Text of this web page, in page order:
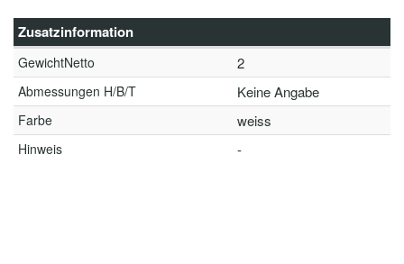
Zusatzinformation
GewichtNetto 2
Abmessungen H/B/T Keine Angabe
Farbe weiss
Hinweis -